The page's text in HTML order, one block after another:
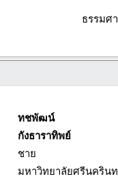
ธรรมศ
ทชพัฒน์
กังธาราทิพย์
ชาย
มหาวิทยาลัยศรีนคริน